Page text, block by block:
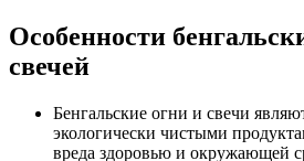
Особенности
свечей
Бенгальские огни и свечи
экологически чистыми
вреда здоровью и окружающей